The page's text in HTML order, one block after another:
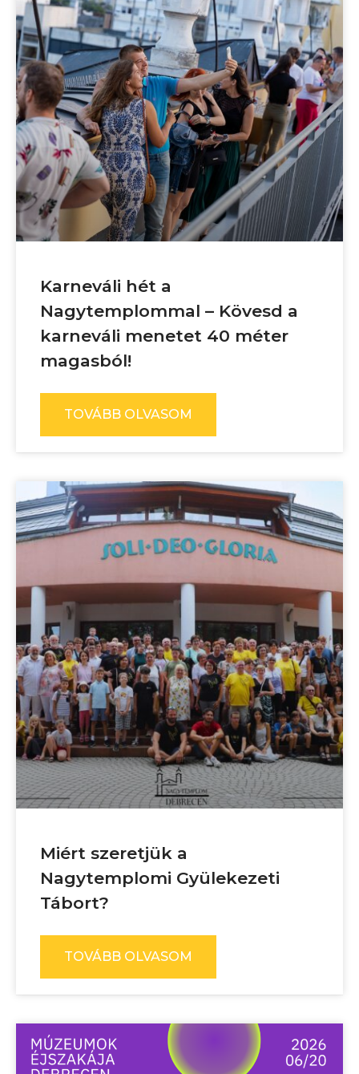
Karneváli hét a
Nagytemplommal – Kövesd a
karneváli menetet 40 méter
magasból!
TOVÁBB OLVASOM
Miért szeretjük a
Nagytemplomi Gyülekezeti
Tábort?
TOVÁBB OLVASOM